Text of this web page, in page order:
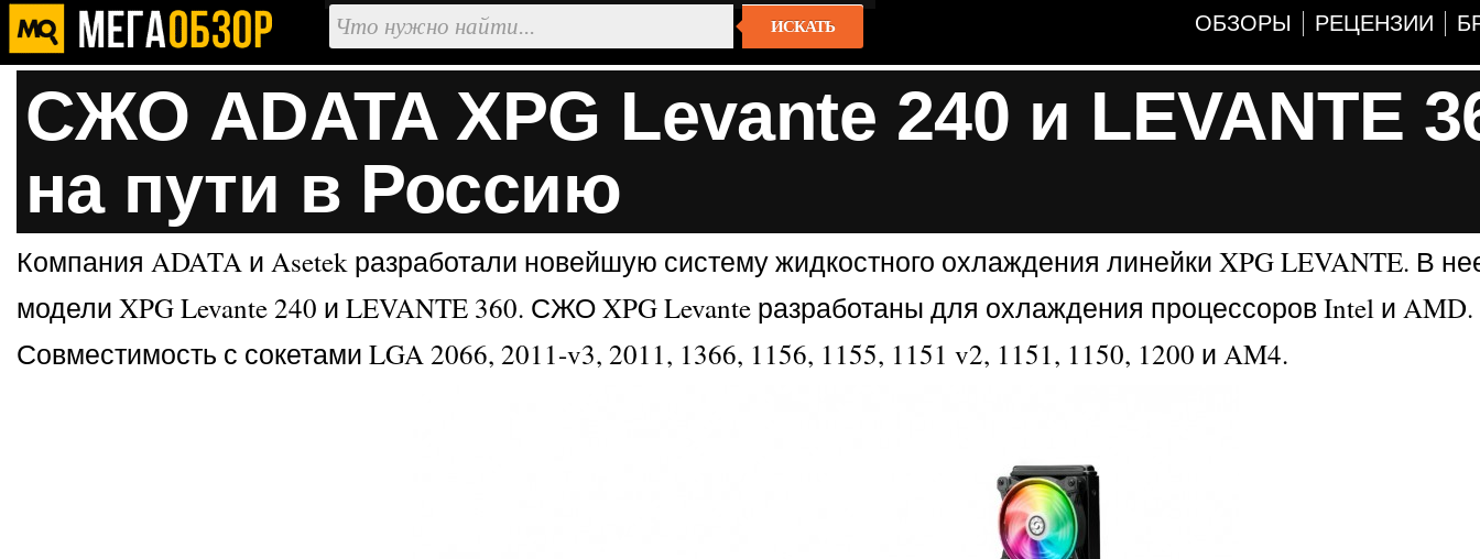
ИСКАТЬ ОБЗОРЫ РЕЦЕНЗИИ
СЖО ADATA XPG Levante 240 и LEVANTE
на пути в Россию
Компания ADATA и Asetek разработали новейшую систему жидкостного охлаждения линейки XPG LEVANTE. В
модели XPG Levante 240 и LEVANTE 360. СЖО XPG Levante разработаны для охлаждения процессоров Intel и AMD.
Совместимость с сокетами LGA 2066, 2011-v3, 2011, 1366, 1156, 1155, 1151 v2, 1151, 1150, 1200 и AM4.